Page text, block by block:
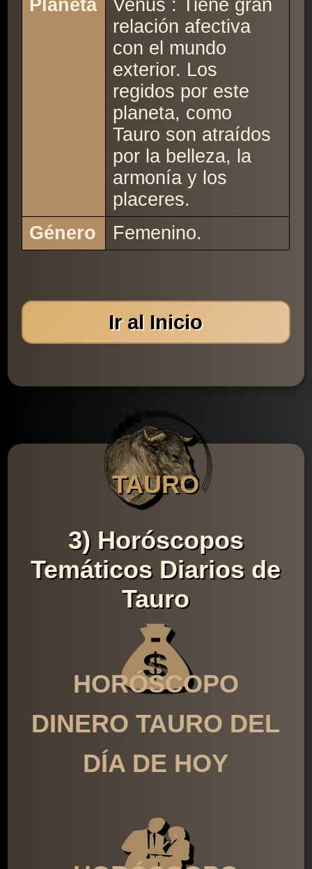
Planeta
Venus : Tiene gran
relación afectiva
con el mundo
exterior. Los
regidos por este
planeta, como
Tauro son atraídos
por la belleza, la
armonía y los
placeres.
Género
Femenino.
Ir al Inicio
TAURO
3) Horóscopos
Temáticos Diarios de
Tauro
HORÓSCOPO
DINERO TAURO DEL
DÍA DE HOY